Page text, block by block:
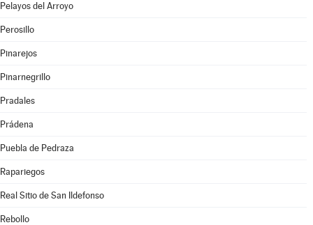
Pelayos del Arroyo
Perosillo
Pinarejos
Pinarnegrillo
Pradales
Prádena
Puebla de Pedraza
Rapariegos
Real Sitio de San Ildefonso
Rebollo